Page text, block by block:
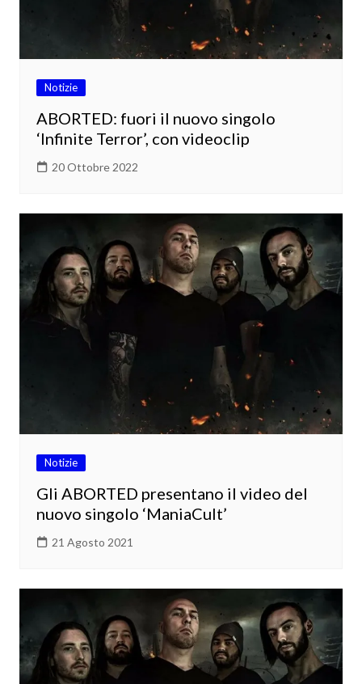
Notizie
ABORTED: fuori il nuovo singolo
‘Infinite Terror’, con videoclip
20 Ottobre 2022
Notizie
Gli ABORTED presentano il video del
nuovo singolo ‘ManiaCult’
21 Agosto 2021